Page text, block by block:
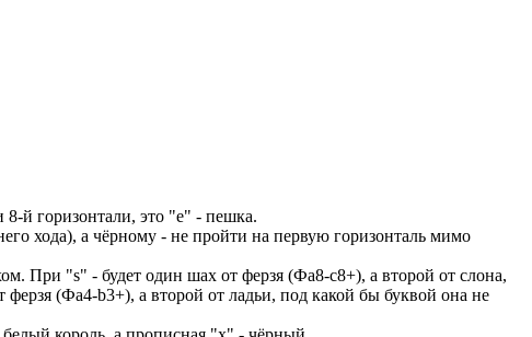
й горизонтали, это "е" - пешка.
хода), а чёрному - не пройти на первую горизонталь мимо
При "s" - будет один шах от ферзя (Фа8-с8+), а второй от слона,
(Фа4-b3+), а второй от ладьи, под какой бы буквой она не